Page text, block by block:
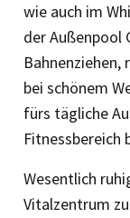
wie auch im
der Außenpool
bei schönem
fürs tägliche
Fitness­bereich
Wesentlich
Vitalzentrum